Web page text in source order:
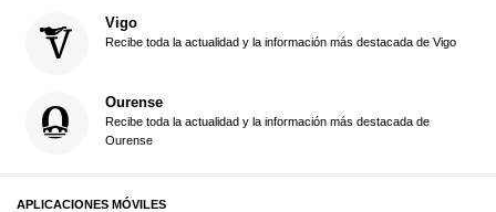
Vigo
Recibe toda la actualidad y la información más destacada de Vigo
Ourense
Recibe toda la actualidad y la información más destacada de
Ourense
APLICACIONES MÓVILES